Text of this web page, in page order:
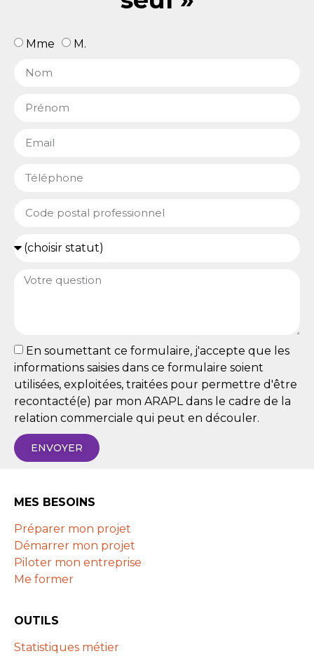
Mme M.
En soumettant ce formulaire, j'accepte que les
informations saisies dans ce formulaire soient
utilisées, exploitées, traitées pour permettre d'être
recontacté(e) par mon ARAPL dans le cadre de la
relation commerciale qui peut en découler.
ENVOYER
MES BESOINS
Préparer mon projet
Démarrer mon projet
Piloter mon entreprise
Me former
OUTILS
Statistiques métier